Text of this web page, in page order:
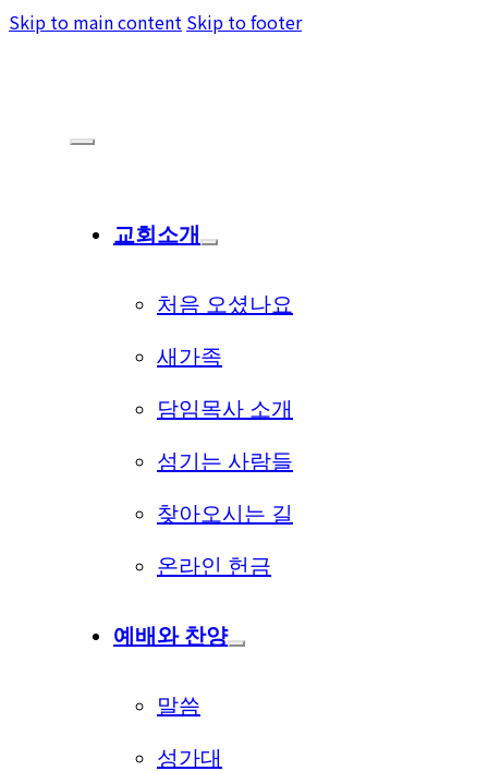
Skip to main content Skip to footer
교회소개
처음 오셨나요
새가족
담임목사 소개
섬기는 사람들
찾아오시는 길
온라인 헌금
예배와 찬양
말씀
성가대